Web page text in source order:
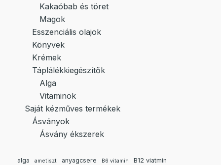
Kakaóbab és töret
Magok
Esszenciális olajok
Könyvek
Krémek
Táplálékkiegészítők
Alga
Vitaminok
Saját kézműves termékek
Ásványok
Ásvány ékszerek
alga ametiszt anyagcsere B6 vitamin
B12 viatmin